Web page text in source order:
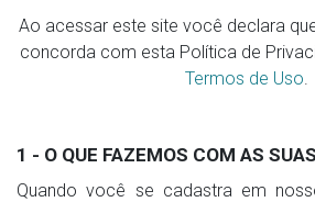
Ao acessar este site você declara
concorda com esta Política de
Termos de Uso.
1 - O QUE FAZEMOS COM AS
Quando você se cadastra em